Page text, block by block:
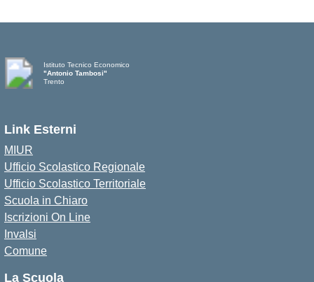
Istituto Tecnico Economico
"Antonio Tambosi"
Trento
Link Esterni
MIUR
Ufficio Scolastico Regionale
Ufficio Scolastico Territoriale
Scuola in Chiaro
Iscrizioni On Line
Invalsi
Comune
La Scuola